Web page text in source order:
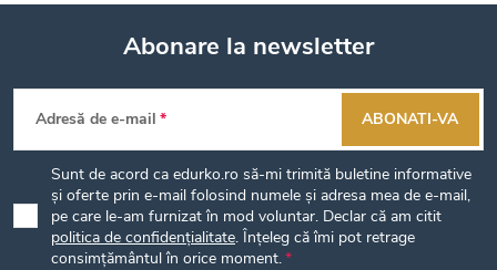
S
u
b
Abonare la newsletter
Adresă de e-mail
Sunt de acord ca edurko.ro să-mi trimită buletine informative
și oferte prin e-mail folosind numele și adresa mea de e-mail,
pe care le-am furnizat în mod voluntar. Declar că am citit
politica de confidențialitate. Înțeleg că îmi pot retrage
consimțământul în orice moment.
ABONATI-VA